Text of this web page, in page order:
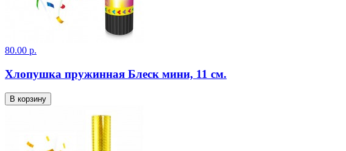
80.00 р.
Хлопушка пружинная Блеск мини, 11 см.
В корзину